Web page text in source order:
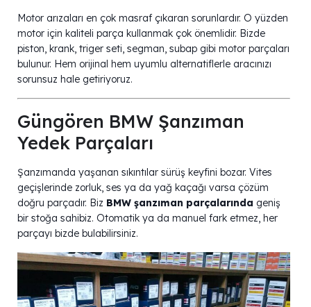
Motor arızaları en çok masraf çıkaran sorunlardır. O yüzden
motor için kaliteli parça kullanmak çok önemlidir. Bizde
piston, krank, triger seti, segman, subap gibi motor parçaları
bulunur. Hem orijinal hem uyumlu alternatiflerle aracınızı
sorunsuz hale getiriyoruz.
Güngören BMW Şanzıman
Yedek Parçaları
Şanzımanda yaşanan sıkıntılar sürüş keyfini bozar. Vites
geçişlerinde zorluk, ses ya da yağ kaçağı varsa çözüm
doğru parçadır. Biz BMW şanzıman parçalarında geniş
bir stoğa sahibiz. Otomatik ya da manuel fark etmez, her
parçayı bizde bulabilirsiniz.